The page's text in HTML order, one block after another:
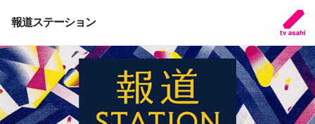
報道ステーション